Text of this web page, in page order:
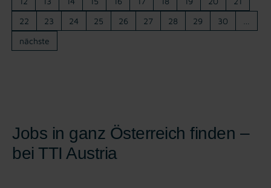
22
23 24 25 26 27 28 29 30
nächste
Jobs in ganz Österreich finden –
bei TTI Austria